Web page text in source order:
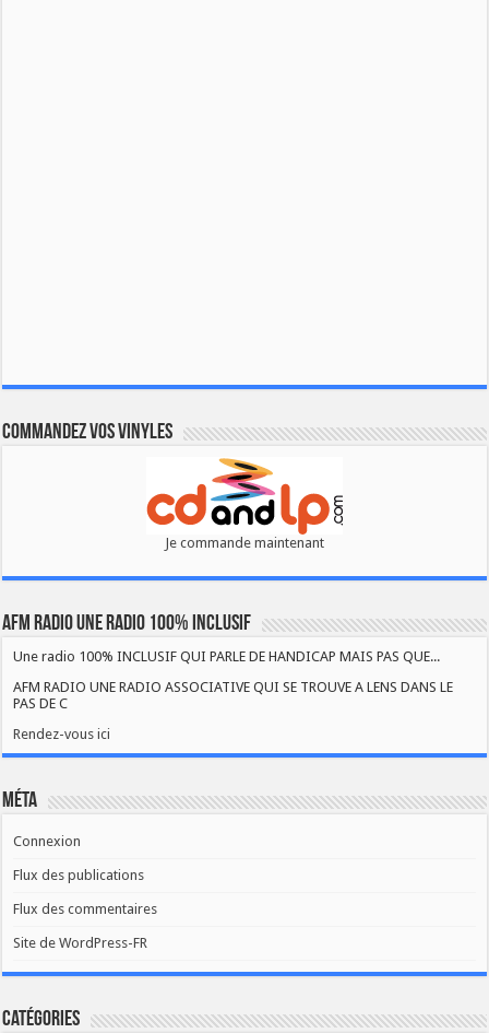
Commandez vos vinyles
Je commande maintenant
AFM RADIO UNE RADIO 100% INCLUSIF
Une radio 100% INCLUSIF QUI PARLE DE HANDICAP MAIS PAS QUE...
AFM RADIO UNE RADIO ASSOCIATIVE QUI SE TROUVE A LENS DANS LE
PAS DE C
Rendez-vous ici
Méta
Connexion
Flux des publications
Flux des commentaires
Site de WordPress-FR
Catégories